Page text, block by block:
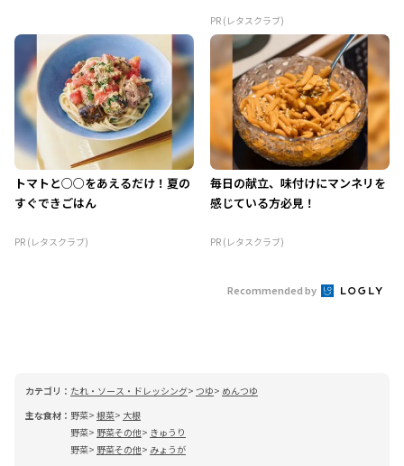
PR (レタスクラブ)
トマトと○○をあえるだけ！夏の
すぐできごはん
PR (レタスクラブ)
毎日の献立、味付けにマンネリを
感じている方必見！
PR (レタスクラブ)
Recommended by
カテゴリ： たれ・ソース・ドレッシング つゆ
めんつゆ
主な食材： 野菜 根菜
大根
野菜
野菜その他
きゅうり
野菜
野菜その他
みょうが